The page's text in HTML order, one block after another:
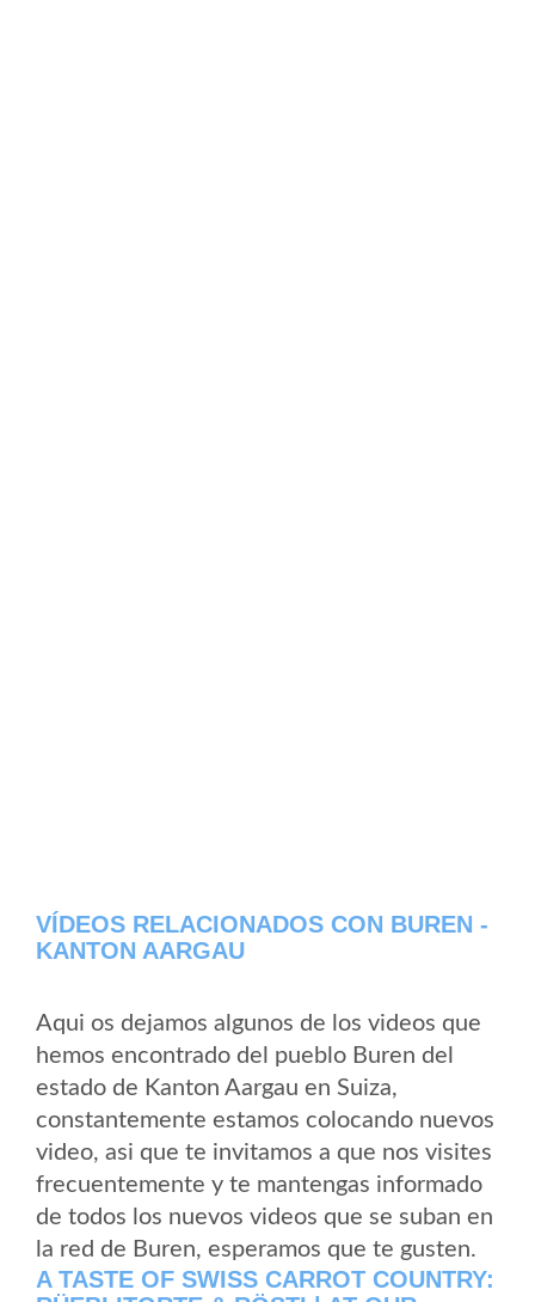
VÍDEOS RELACIONADOS CON BUREN -
KANTON AARGAU
Aqui os dejamos algunos de los videos que
hemos encontrado del pueblo Buren del
estado de Kanton Aargau en Suiza,
constantemente estamos colocando nuevos
video, asi que te invitamos a que nos visites
frecuentemente y te mantengas informado
de todos los nuevos videos que se suban en
la red de Buren, esperamos que te gusten.
A TASTE OF SWISS CARROT COUNTRY: